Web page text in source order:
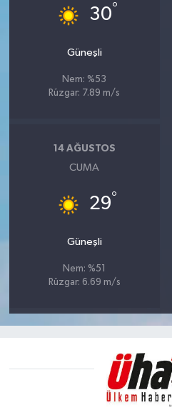
30°
Güneşli
Nem: %53
Rüzgar: 7.89 m/s
14 AĞUSTOS
CUMA
29°
Güneşli
Nem: %51
Rüzgar: 6.69 m/s